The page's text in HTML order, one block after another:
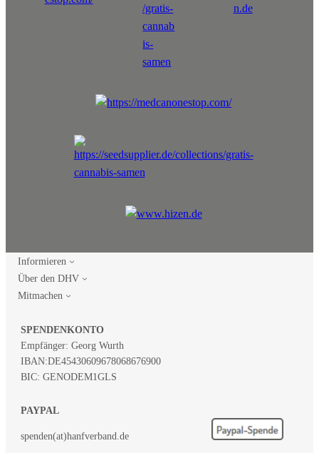
Informieren
Über den DHV
Mitmachen
SPENDENKONTO
Empfänger: Georg Wurth
IBAN:DE45430609678068676900
BIC: GENODEM1GLS
PAYPAL
spenden(at)hanfverband.de